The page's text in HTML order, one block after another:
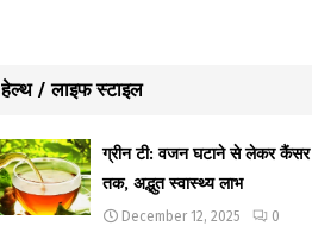
हेल्थ / लाइफ स्टाइल
ग्रीन टी: वजन घटाने से लेकर कैंसर
तक, अद्भुत स्वास्थ्य लाभ
December 12, 2025 0